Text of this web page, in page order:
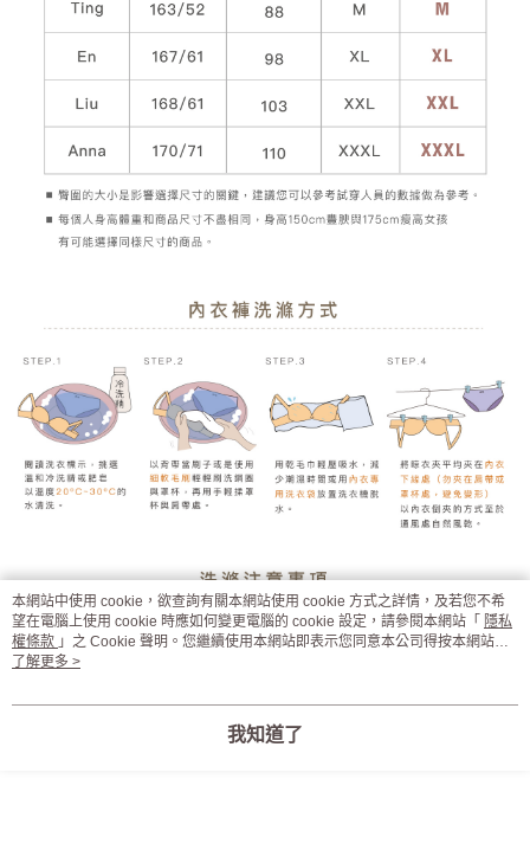
本網站中使用 cookie，欲查詢有關本網站使用 cookie 方式之詳情，及若您不希
望在電腦上使用 cookie 時應如何變更電腦的 cookie 設定，請參閱本網站「 隱私
權條款 」之 Cookie 聲明。您繼續使用本網站即表示您同意本公司得按本網站使
用條款之 Cookie 聲明使用 cookie。
了解更多 >
我知道了